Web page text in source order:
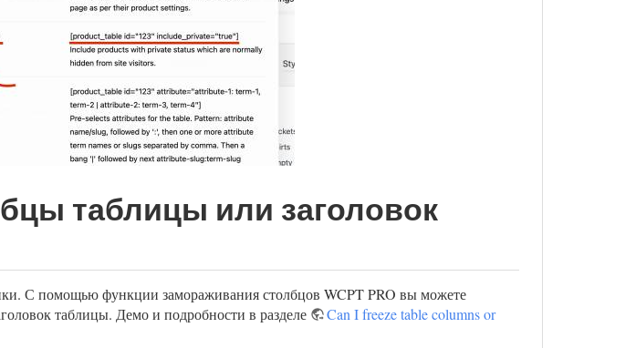
таблицы или заголовок
С помощью функции замораживания столбцов WCPT PRO вы можете
таблицы. Демо и подробности в разделе
Can I freeze table columns or